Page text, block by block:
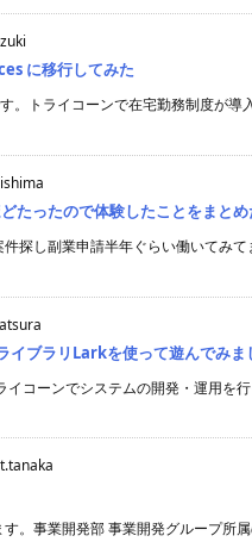
に移行してみた
。トライコーンで在宅勤務制度が導
たったので体験したことをまとめ
探し副業申請半年ぐらい働いてみて
イブラリLarkを使って遊んでみま
イコーンでシステムの開発・運用を
t.tanaka
。事業開発部 事業開発グループ所